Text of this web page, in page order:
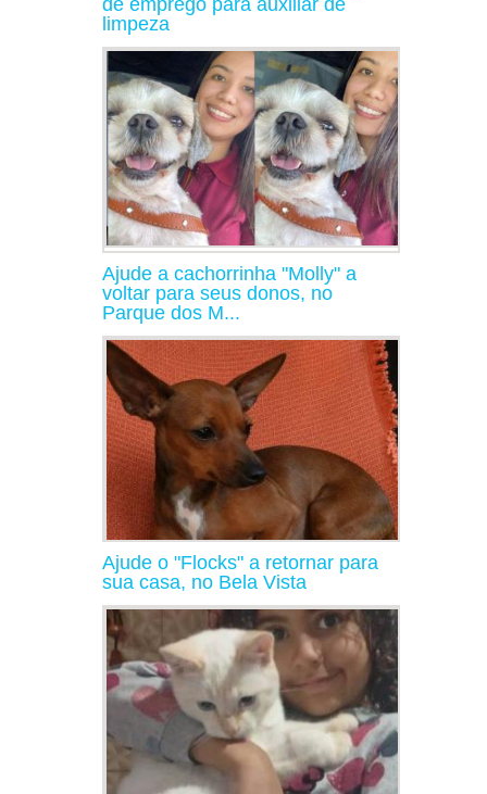
limpeza
Ajude a cachorrinha "Molly" a
voltar para seus donos, no
Parque dos M...
Ajude o "Flocks" a retornar para
sua casa, no Bela Vista